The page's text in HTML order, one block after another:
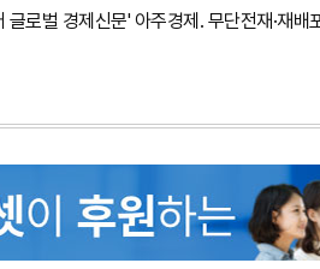
로벌 경제신문' 아주경제. 무단전재·재배